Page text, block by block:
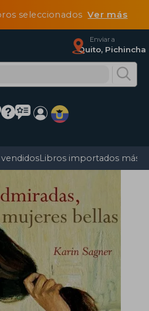
seleccionadosVer más
Enviar a
Quito, Pichincha
Libros importados más